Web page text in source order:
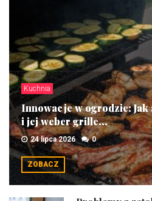
Kuchnia
Innowacje w ogrodzie: Jak
i jej weber grille...
24 lipca 2026 0
ZOBACZ